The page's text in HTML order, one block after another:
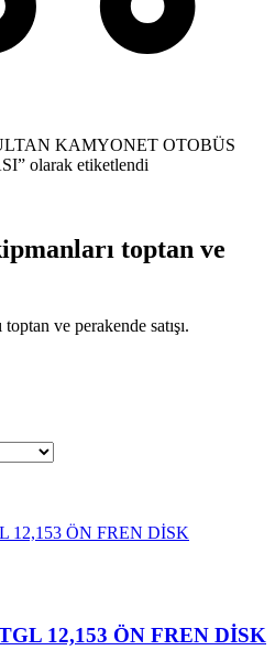
KAMYONET OTOBÜS
olarak etiketlendi
toptan ve
12,153 ÖN FREN DİSK